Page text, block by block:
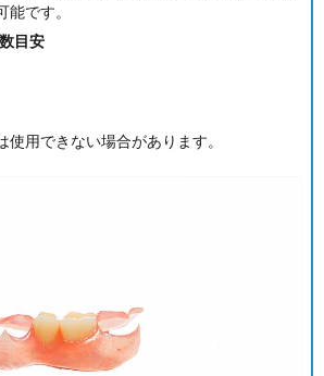
能です。
目安
使用できない場合があります。